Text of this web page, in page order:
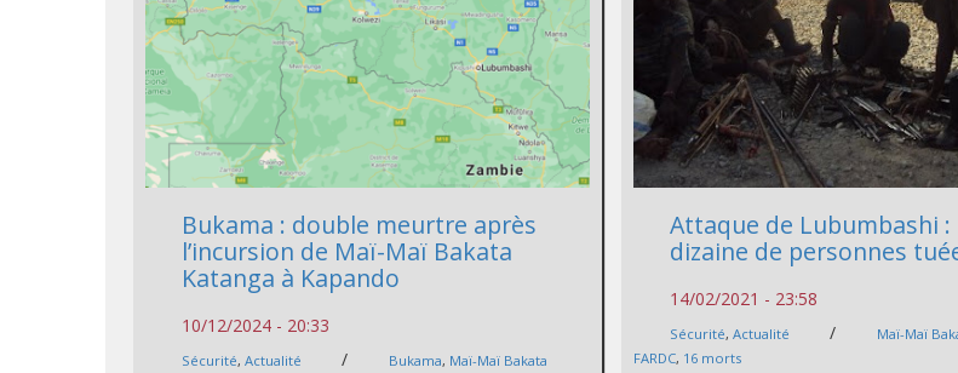
Bukama : double meurtre après
l’incursion de Maï-Maï Bakata
Katanga à Kapando
10/12/2024 - 20:33
Sécurité,Actualité / Bukama, Maï-Maï Bakata
Attaque de Lubumbashi :
dizaine de personnes
14/02/2021 - 23:58
Sécurité,Actualité / Maï-Maï
FARDC, 16 morts